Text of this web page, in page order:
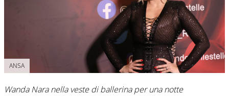
ANSA
Wanda Nara nella veste di ballerina per una notte